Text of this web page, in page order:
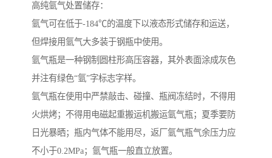
高纯氩气处置储存：
氩气可在低于-184℃的温度下以液态形式储存和运送，
但焊接用氩气大多装于钢瓶中使用。
氩气瓶是一种钢制圆柱形高压容器，其外表面涂成灰色
并注有绿色“氩”字标志字样。
氩气瓶在使用中严禁敲击、碰撞、瓶阀冻结时，不得用
火烘烤；不得用电磁起重搬运机搬运氩气瓶；夏季要防
日光暴晒；瓶内气体不能用尽，返厂氩气瓶气余压力应
不小于0.2MPa；氩气瓶一般直立放置。